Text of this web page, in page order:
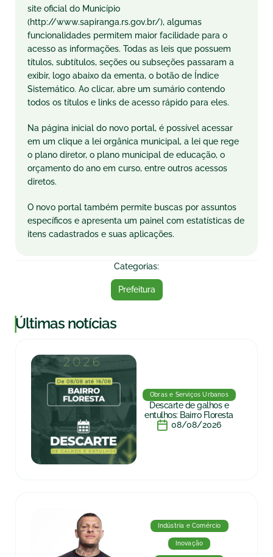
site oficial do Município
(http://www.sapiranga.rs.gov.br/), algumas
funcionalidades permitem maior facilidade para o
acesso as informações. Todas as leis que possuem
títulos, subtítulos, seções ou subseções passaram a
exibir, logo abaixo da ementa, o botão de Índice
Sistemático. Ao clicar, abre um sumário contendo
todos os títulos e links de acesso rápido para eles.
Na página inicial do novo portal, é possível acessar
em um clique a lei orgânica municipal, a lei que rege
o plano diretor, o plano municipal de educação, o
orçamento do ano em curso, entre outros acessos
diretos.
O novo portal também permite buscas por assuntos
específicos e apresenta um painel com estatísticas de
itens cadastrados e suas aplicações.
Categorias:
Prefeitura
|Últimas notícias
Obras e Serviços Urbanos
Descarte de galhos e
entulhos: Bairro Floresta
08/08/2026
Indústria e Comércio
Inovação